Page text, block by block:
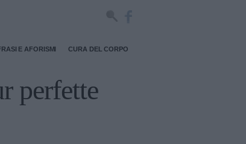
E AFORISMI CURA DEL CORPO
perfette